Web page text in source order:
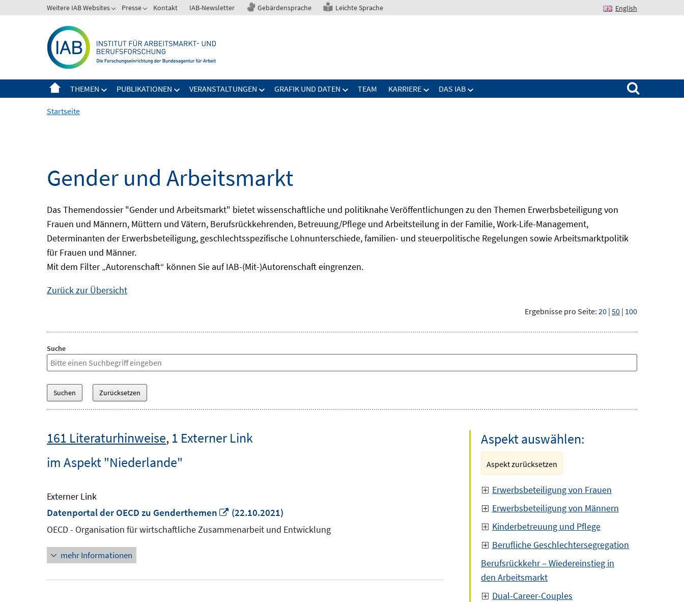
zum
Weitere IAB Websites Presse Kontakt IAB-Newsletter Gebärdensprache Leichte Sprache English
THEMEN PUBLIKATIONEN VERANSTALTUNGEN GRAFIK UND DATEN TEAM KARRIERE DAS IAB
Suchen nach:
Startseite
Gender und Arbeitsmarkt
Das Themendossier "Gender und Arbeitsmarkt" bietet wissenschaftliche und politiknahe Veröffentlichungen zu den Themen Erwerbsbeteiligung von
Frauen und Männern, Müttern und Vätern, Berufsrückkehrenden, Betreuung/Pflege und Arbeitsteilung in der Familie, Work-Life-Management,
Determinanten der Erwerbsbeteiligung, geschlechtsspezifische Lohnunterschiede, familien- und steuerpolitische Regelungen sowie Arbeitsmarktpolitik
für Frauen und Männer.
Mit dem Filter „Autorenschaft“ können Sie auf IAB-(Mit-)Autorenschaft eingrenzen.
Zurück zur Übersicht
Ergebnisse pro Seite: 20 | 50 | 100
Suche
161 Literaturhinweise, 1 Externer Link
im Aspekt "Niederlande"
Externer Link
Datenportal der OECD zu Genderthemen
In
neuem
(22.10.2021)
OECD - Organisation für wirtschaftliche Zusammenarbeit und Entwicklung
mehr Informationen
Aspekt auswählen:
Aspekt zurücksetzen
Erwerbsbeteiligung von Frauen
Erwerbsbeteiligung von Männern
Kinderbetreuung und Pflege
Berufliche Geschlechtersegregation
Berufsrückkehr – Wiedereinstieg in
den Arbeitsmarkt
Dual-Career-Couples